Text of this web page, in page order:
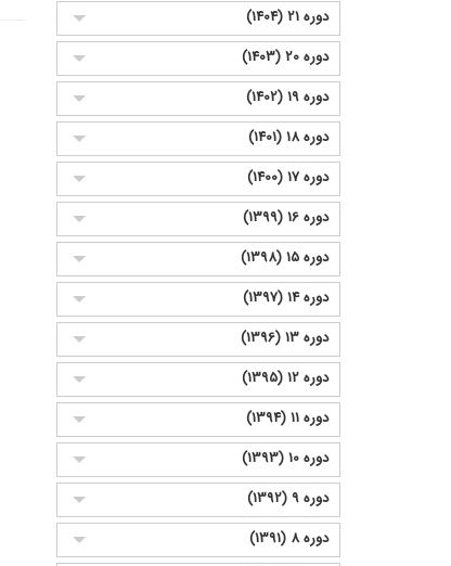
دوره 21 (1404)
دوره 20 (1403)
دوره 19 (1402)
دوره 18 (1401)
دوره 17 (1400)
دوره 16 (1399)
دوره 15 (1398)
دوره 14 (1397)
دوره 13 (1396)
دوره 12 (1395)
دوره 11 (1394)
دوره 10 (1393)
دوره 9 (1392)
دوره 8 (1391)